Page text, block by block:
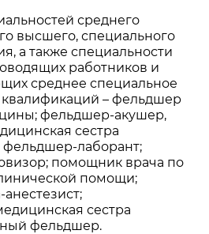
среднего
высшего, специального
а также специальности
работников и
среднее специальное
– фельдшер
фельдшер-акушер,
сестра
лаборант;
помощник врача по
помощи;
сестра
фельдшер.